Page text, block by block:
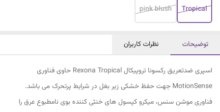
Tropical
pink blush
توضیحات نظرات کاربران
اسپری ضدتعریق رکسونا تروپیکال Rexona Tropical حاوی فناوری
MotionSense جهت حفظ خشکی زیر بغل در شرایط پرتحرک می باشد.
فناوری موشن سنس، میکرو کپسول های خنثی کننده بوی نامطبوع عرق را